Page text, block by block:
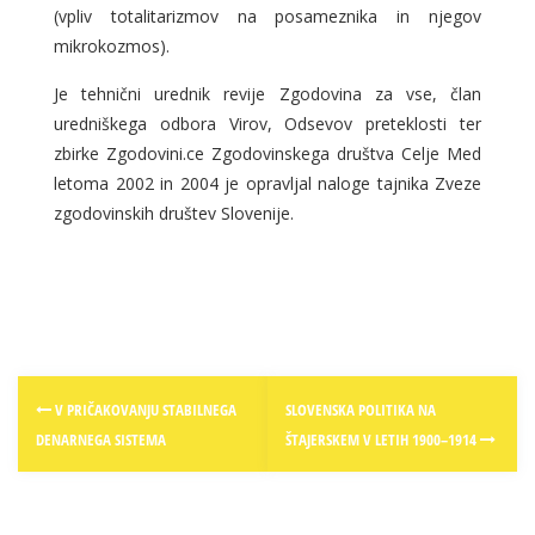
(vpliv totalitarizmov na posameznika in njegov
mikrokozmos).
Je tehnični urednik revije Zgodovina za vse, član
uredniškega odbora Virov, Odsevov preteklosti ter
zbirke Zgodovini.ce Zgodovinskega društva Celje Med
letoma 2002 in 2004 je opravljal naloge tajnika Zveze
zgodovinskih društev Slovenije.
Post
navigation
V PRIČAKOVANJU STABILNEGA
DENARNEGA SISTEMA
SLOVENSKA POLITIKA NA
ŠTAJERSKEM V LETIH 1900–1914